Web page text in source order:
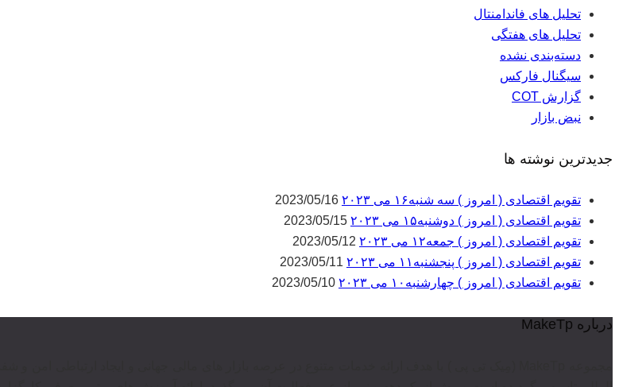
تحلیل های فاندامنتال
تحلیل های هفتگی
دسته‌بندی نشده
سیگنال فارکس
گزارش COT
نبض بازار
جدیدترین نوشته ها
تقویم اقتصادی ( امروز ) سه شنبه۱۶ می ۲۰۲۳
2023/05/16
تقویم اقتصادی ( امروز ) دوشنبه۱۵ می ۲۰۲۳
2023/05/15
تقویم اقتصادی ( امروز ) جمعه۱۲ می ۲۰۲۳
2023/05/12
تقویم اقتصادی ( امروز ) پنجشنبه۱۱ می ۲۰۲۳
2023/05/11
تقویم اقتصادی ( امروز ) چهارشنبه۱۰ می ۲۰۲۳
2023/05/10
درباره MakeTp